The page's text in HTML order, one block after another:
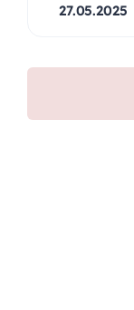
27.05.2025